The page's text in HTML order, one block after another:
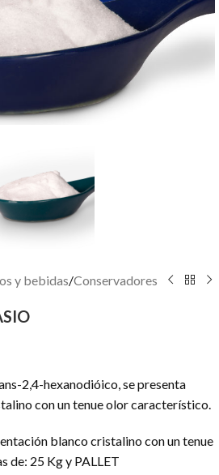
y bebidas/Conservadores
2,4-hexanodióico, se presenta
con un tenue olor característico.
blanco cristalino con un tenue
de: 25 Kg y PALLET